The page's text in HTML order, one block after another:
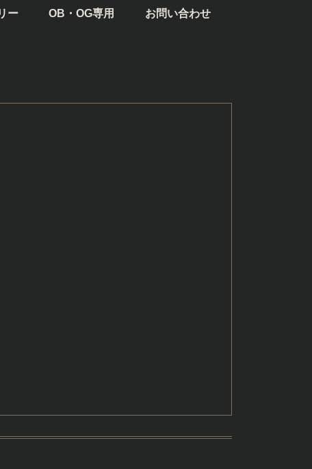
ー OB・OG専用 お問い合わせ